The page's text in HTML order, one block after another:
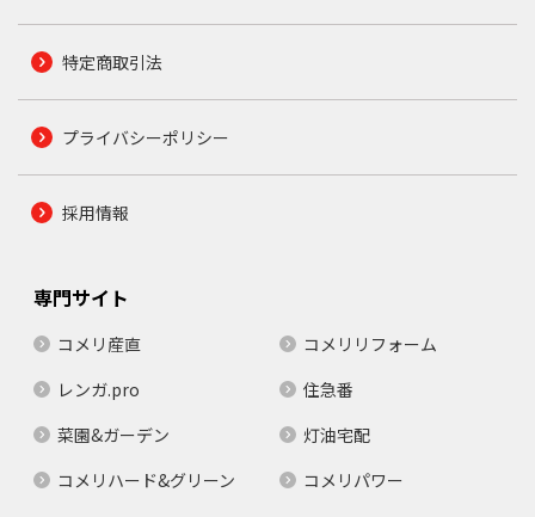
特定商取引法
プライバシーポリシー
採用情報
専門サイト
コメリ産直
コメリリフォーム
レンガ.pro
住急番
菜園&ガーデン
灯油宅配
コメリハード&グリーン
コメリパワー